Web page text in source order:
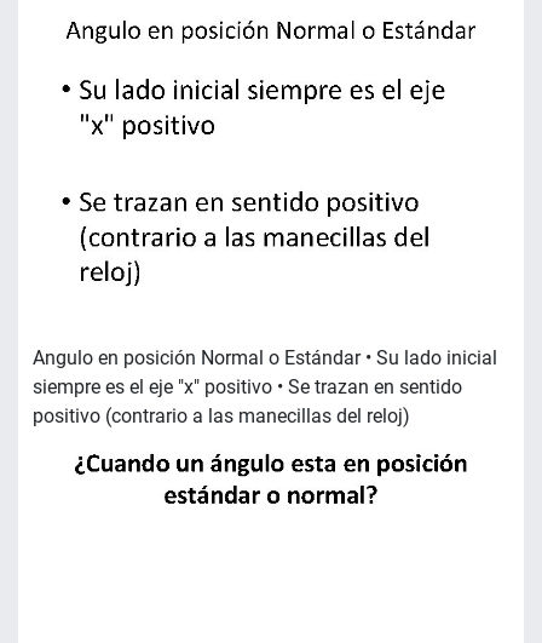
Angulo en posición Normal o Estándar • Su lado inicial
siempre es el eje "x" positivo • Se trazan en sentido
positivo (contrario a las manecillas del reloj)